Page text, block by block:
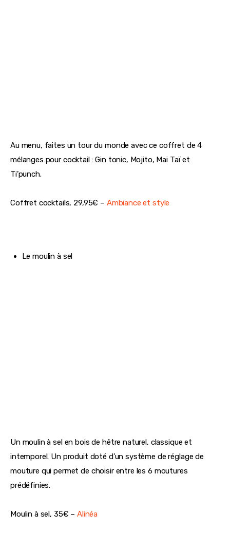
Au menu, faites un tour du monde avec ce coffret de 4
mélanges pour cocktail : Gin tonic, Mojito, Mai Taï et
Ti’punch.
Coffret cocktails, 29,95€ – Ambiance et style
Le moulin à sel
Un moulin à sel en bois de hêtre naturel, classique et
intemporel. Un produit doté d’un système de réglage de
mouture qui permet de choisir entre les 6 moutures
prédéfinies.
Moulin à sel, 35€ – Alinéa